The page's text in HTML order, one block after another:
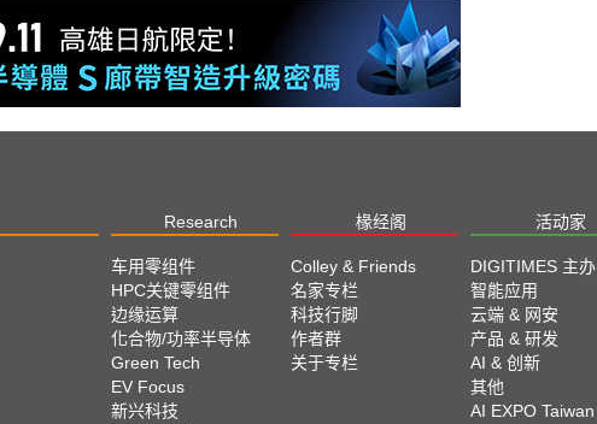
Research 椽经阁 活动家
车用零组件
HPC关键零组件
边缘运算
化合物/功率半导体
Green Tech
EV Focus
新兴科技
Colley & Friends
名家专栏
科技行脚
作者群
关于专栏
DIGITIMES 主办
智能应用
云端 & 网安
产品 & 研发
AI & 创新
其他
AI EXPO Taiwan